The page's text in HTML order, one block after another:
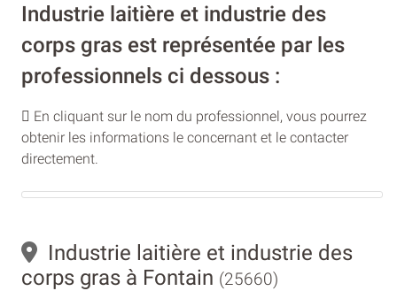
Industrie laitière et industrie des
corps gras est représentée par les
professionnels ci dessous :
En cliquant sur le nom du professionnel, vous pourrez
obtenir les informations le concernant et le contacter
directement.
Industrie laitière et industrie des
corps gras à Fontain (25660)